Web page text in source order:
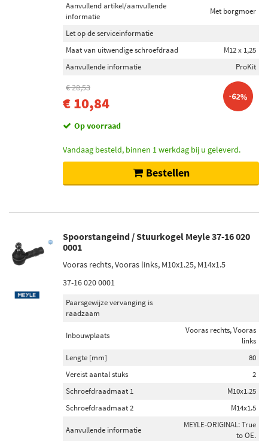
Op voorraad (727)
Niet op voorraad (719)
Aanvullend artikel/aanvullende
informatie
Met borgmoer
Let op de serviceinformatie
Maat van uitwendige schroefdraad
M12 x 1,25
Aanvullende informatie
ProKit
€ 28,53
€ 10,84 -62%
Op voorraad
Vandaag besteld, binnen 1 werkdag bij u geleverd.
Bestellen
Spoorstangeind / Stuurkogel Meyle 37-16 020
0001
Vooras rechts, Vooras links, M10x1.25, M14x1.5
37-16 020 0001
Paarsgewijze vervanging is
raadzaam
Inbouwplaats
Vooras rechts, Vooras
links
Lengte [mm]
80
Vereist aantal stuks
2
Schroefdraadmaat 1
M10x1.25
Schroefdraadmaat 2
M14x1.5
Aanvullende informatie
MEYLE-ORIGINAL: True
to OE.